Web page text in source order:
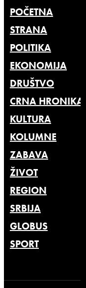
POČETNA
STRANA
POLITIKA
EKONOMIJA
DRUŠTVO
CRNA HRONIKA
KULTURA
KOLUMNE
ZABAVA
ŽIVOT
REGION
SRBIJA
GLOBUS
SPORT